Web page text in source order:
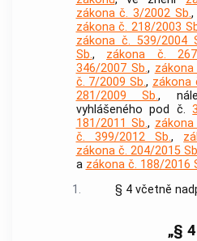
zákona č. 3/2002 Sb.,
zákona č. 218/2003
zákona č. 539/2004
Sb., zákona č.
346/2007 Sb.,
č. 7/2009 Sb., zákona
281/2009 Sb.,
vyhlášeného pod č.
181/2011 Sb.,
č. 399/2012 Sb.,
zákona č. 204/2015
a zákona č. 188/2016
1.
§ 4 včetně
„§ 4